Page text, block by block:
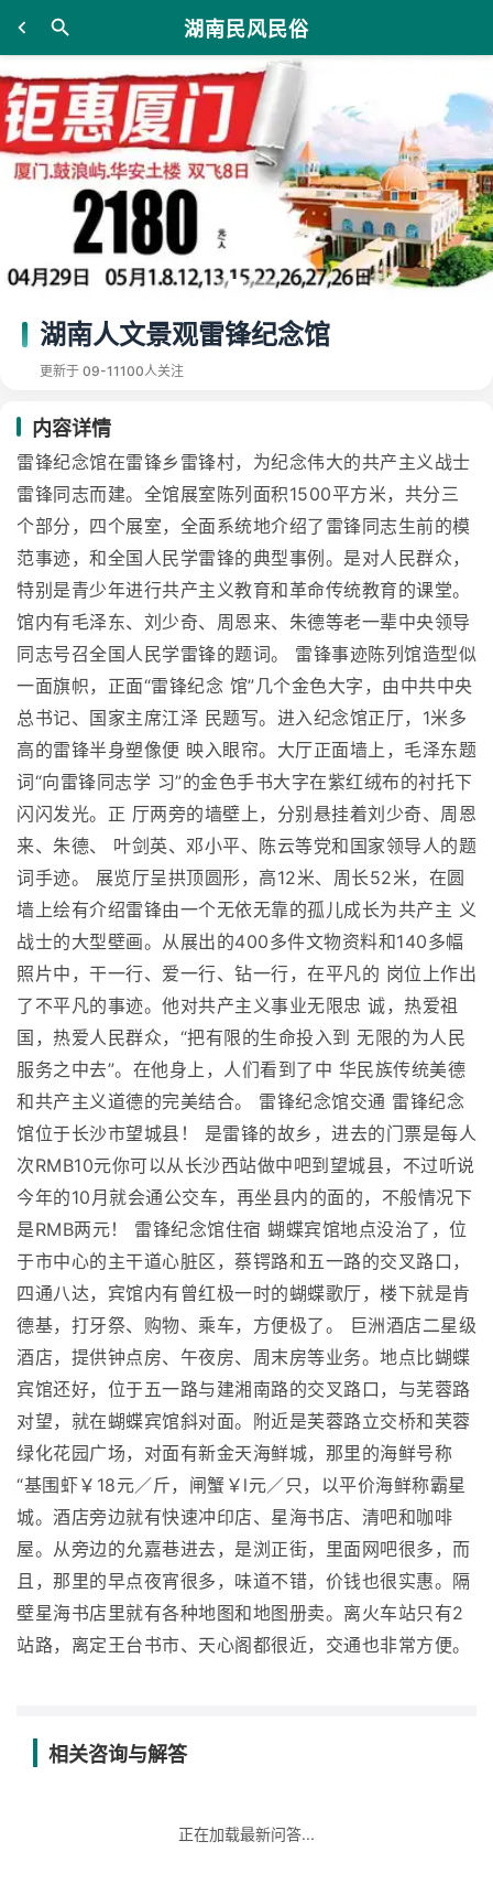
湖南民风民俗
湖南人文景观雷锋纪念馆
更新于 09-11100人关注
内容详情
雷锋纪念馆在雷锋乡雷锋村，为纪念伟大的共产主义战士
雷锋同志而建。全馆展室陈列面积1500平方米，共分三
个部分，四个展室，全面系统地介绍了雷锋同志生前的模
范事迹，和全国人民学雷锋的典型事例。是对人民群众，
特别是青少年进行共产主义教育和革命传统教育的课堂。
馆内有毛泽东、刘少奇、周恩来、朱德等老一辈中央领导
同志号召全国人民学雷锋的题词。 雷锋事迹陈列馆造型似
一面旗帜，正面“雷锋纪念 馆”几个金色大字，由中共中央
总书记、国家主席江泽 民题写。进入纪念馆正厅，1米多
高的雷锋半身塑像便 映入眼帘。大厅正面墙上，毛泽东题
词“向雷锋同志学 习”的金色手书大字在紫红绒布的衬托下
闪闪发光。正 厅两旁的墙壁上，分别悬挂着刘少奇、周恩
来、朱德、 叶剑英、邓小平、陈云等党和国家领导人的题
词手迹。 展览厅呈拱顶圆形，高12米、周长52米，在圆
墙上绘有介绍雷锋由一个无依无靠的孤儿成长为共产主 义
战士的大型壁画。从展出的400多件文物资料和140多幅
照片中，干一行、爱一行、钻一行，在平凡的 岗位上作出
了不平凡的事迹。他对共产主义事业无限忠 诚，热爱祖
国，热爱人民群众，“把有限的生命投入到 无限的为人民
服务之中去”。在他身上，人们看到了中 华民族传统美德
和共产主义道德的完美结合。 雷锋纪念馆交通 雷锋纪念
馆位于长沙市望城县！ 是雷锋的故乡，进去的门票是每人
次RMB10元你可以从长沙西站做中吧到望城县，不过听说
今年的10月就会通公交车，再坐县内的面的，不般情况下
是RMB两元！ 雷锋纪念馆住宿 蝴蝶宾馆地点没治了，位
于市中心的主干道心脏区，蔡锷路和五一路的交叉路口，
四通八达，宾馆内有曾红极一时的蝴蝶歌厅，楼下就是肯
德基，打牙祭、购物、乘车，方便极了。 巨洲酒店二星级
酒店，提供钟点房、午夜房、周末房等业务。地点比蝴蝶
宾馆还好，位于五一路与建湘南路的交叉路口，与芜蓉路
对望，就在蝴蝶宾馆斜对面。附近是芙蓉路立交桥和芙蓉
绿化花园广场，对面有新金天海鲜城，那里的海鲜号称
“基围虾￥18元／斤，闸蟹￥l元／只，以平价海鲜称霸星
城。酒店旁边就有快速冲印店、星海书店、清吧和咖啡
屋。从旁边的允嘉巷进去，是浏正街，里面网吧很多，而
且，那里的早点夜宵很多，味道不错，价钱也很实惠。隔
壁星海书店里就有各种地图和地图册卖。离火车站只有2
站路，离定王台书市、天心阁都很近，交通也非常方便。
相关咨询与解答
正在加载最新问答...